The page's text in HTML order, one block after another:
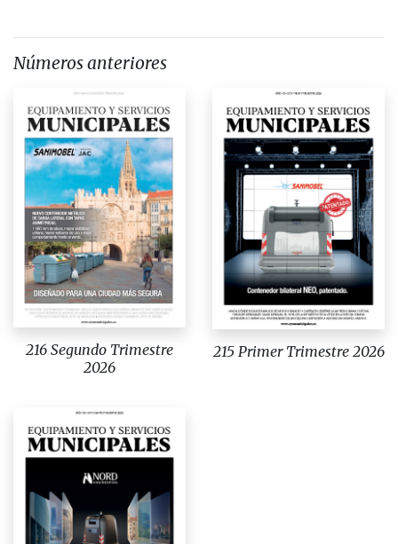
Números anteriores
216 Segundo Trimestre
2026
215 Primer Trimestre 2026